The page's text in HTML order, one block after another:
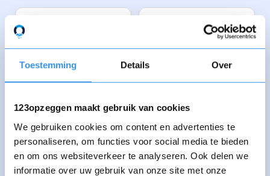
Toestemming Details Over
123opzeggen maakt gebruik van cookies
We gebruiken cookies om content en advertenties te
personaliseren, om functies voor social media te bieden
en om ons websiteverkeer te analyseren. Ook delen we
informatie over uw gebruik van onze site met onze
Heimstaden
Homestroom
Huismerk Energie Huizenmarkt